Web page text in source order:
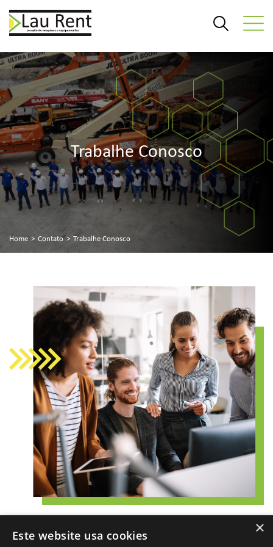
Trabalhe Conosco
Home > Contato > Trabalhe Conosco
Envie seu currículo para:
×
Este website usa cookies